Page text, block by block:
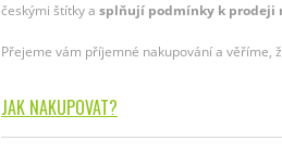
českými štítky a splňují podmínky k prodeji
Přejeme vám příjemné nakupování a věříme,
JAK NAKUPOVAT?